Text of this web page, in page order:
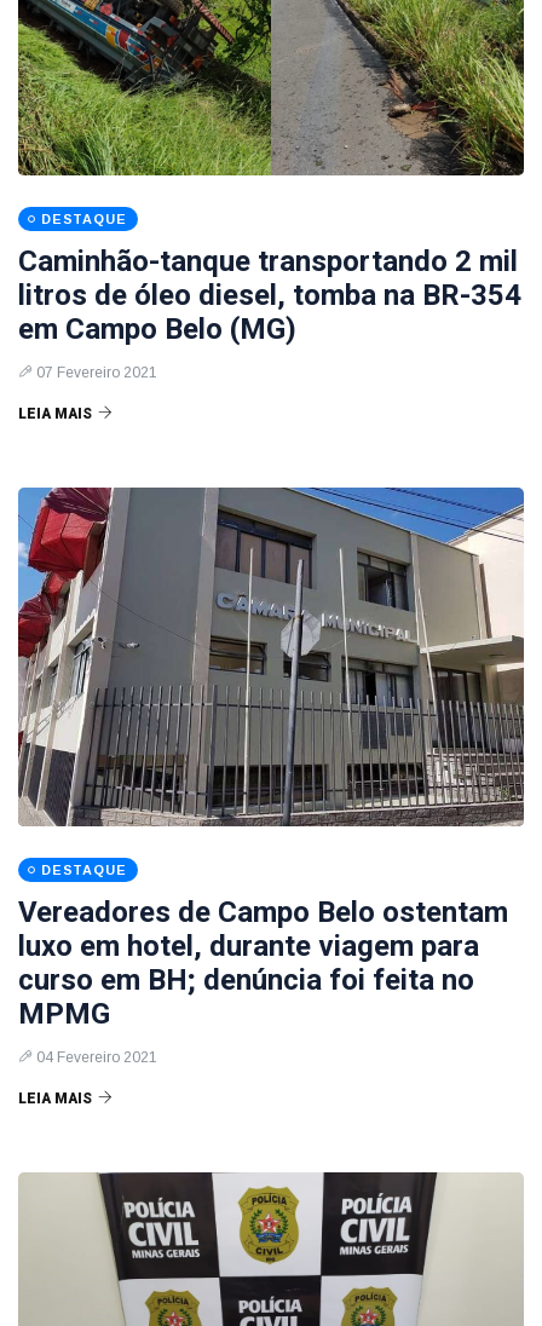
DESTAQUE
Caminhão-tanque transportando 2 mil
litros de óleo diesel, tomba na BR-354
em Campo Belo (MG)
07 Fevereiro 2021
LEIA MAIS
DESTAQUE
Vereadores de Campo Belo ostentam
luxo em hotel, durante viagem para
curso em BH; denúncia foi feita no
MPMG
04 Fevereiro 2021
LEIA MAIS